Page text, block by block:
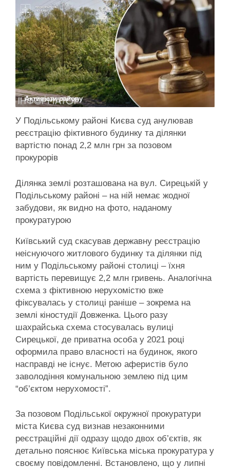
Активісти району
У Подільському районі Києва суд анулював
реєстрацію фіктивного будинку та ділянки
вартістю понад 2,2 млн грн за позовом
прокурорів
Ділянка землі розташована на вул. Сирецькій у
Подільському районі – на ній немає жодної
забудови, як видно на фото, наданому
прокуратурою
Київський суд скасував державну реєстрацію
неіснуючого житлового будинку та ділянки під
ним у Подільському районі столиці – їхня
вартість перевищує 2,2 млн гривень. Аналогічна
схема з фіктивною нерухомістю вже
фіксувалась у столиці раніше – зокрема на
землі кіностудії Довженка. Цього разу
шахрайська схема стосувалась вулиці
Сирецької, де приватна особа у 2021 році
оформила право власності на будинок, якого
насправді не існує. Метою аферистів було
заволодіння комунальною землею під цим
“об’єктом нерухомості”.
За позовом Подільської окружної прокуратури
міста Києва суд визнав незаконними
реєстраційні дії одразу щодо двох об’єктів, як
детально пояснює Київська міська прокуратура у
своєму повідомленні. Встановлено, що у липні